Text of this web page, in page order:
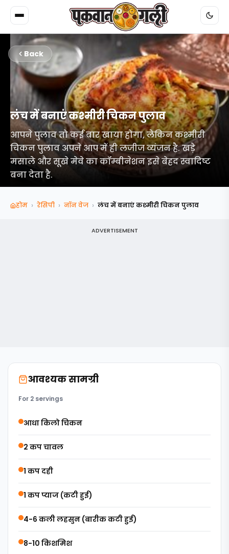
Back
लंच में बनाएं कश्मीरी चिकन पुलाव
आपने पुलाव तो कई बार खाया होगा, लेकिन कश्मीरी
चिकन पुलाव अपने आप में ही लजीज व्यंजन है. खड़े
मसाले और सूखे मेवे का कॉम्बीनेशन इसे बेहद स्वादिष्ट
बना देता है.
होम › रेसिपी › नॉन वेज › लंच में बनाएं कश्मीरी चिकन पुलाव
ADVERTISEMENT
आवश्यक सामग्री
For 2 servings
आधा किलो चिकन
2 कप चावल
1 कप दही
1 कप प्याज (कटी हुई)
4-6 कली लहसुन (बारीक कटी हुई)
8-10 किशमिश